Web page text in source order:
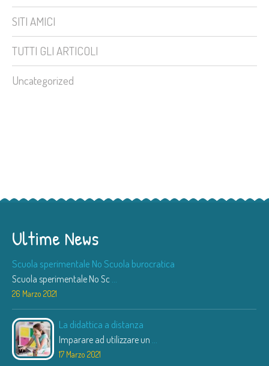
SITI AMICI
TUTTI GLI ARTICOLI
Uncategorized
Ultime News
Scuola sperimentale No Scuola burocratica
Scuola sperimentale No Sc
26 Marzo 2021
La didattica a distanza
Imparare ad utilizzare un
17 Marzo 2021